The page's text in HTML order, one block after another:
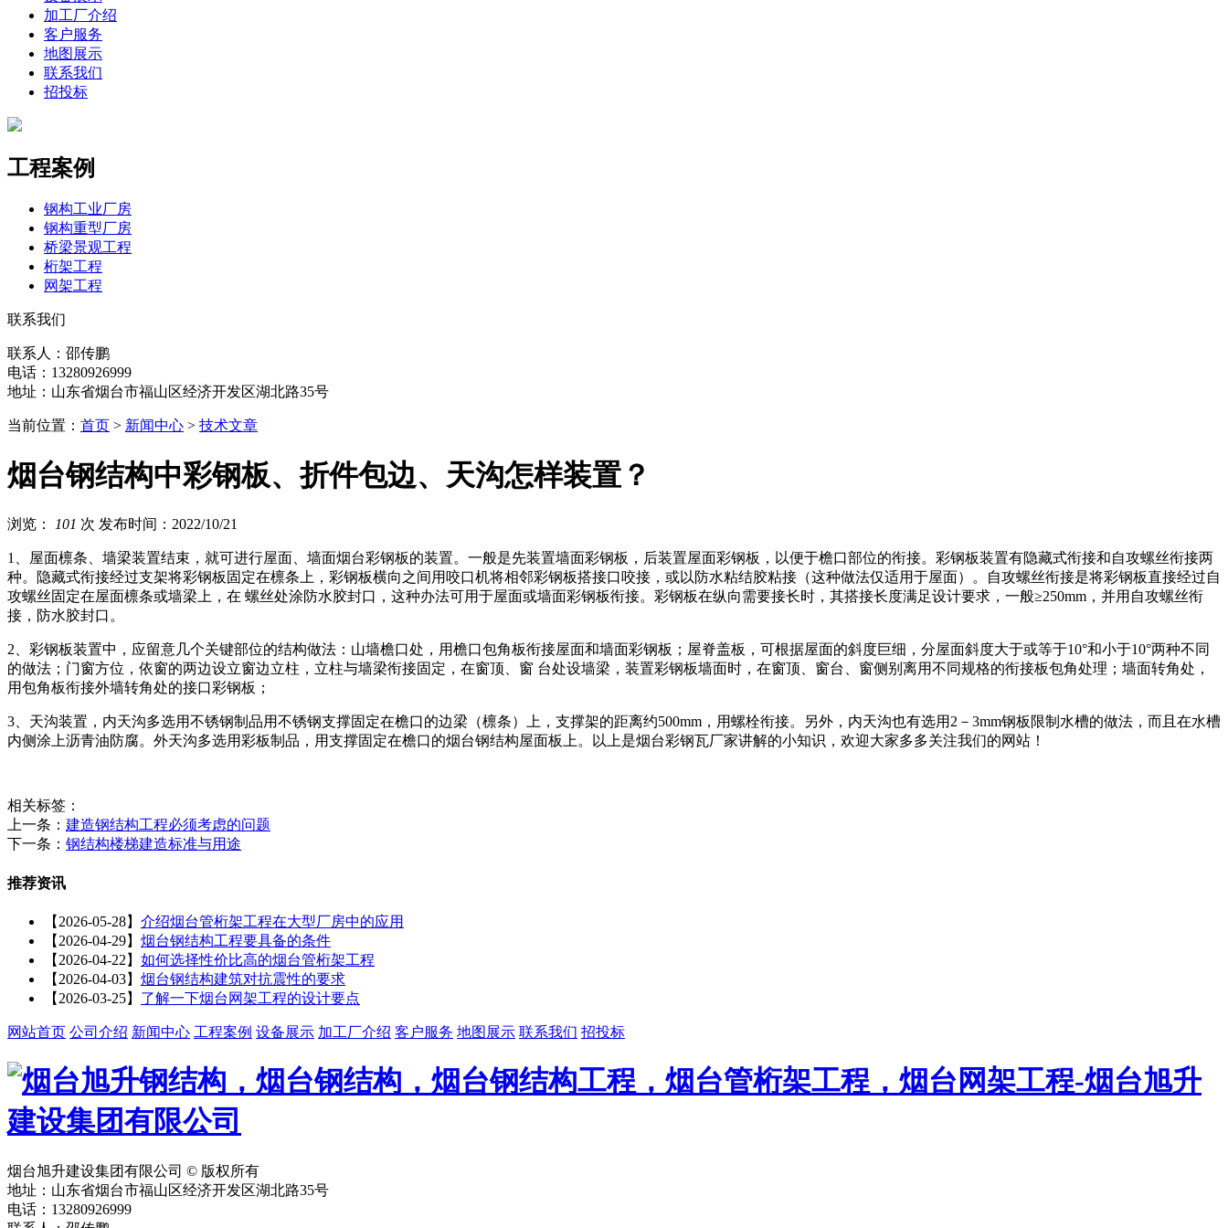
加工厂介绍
客户服务
地图展示
联系我们
招投标
工程案例
钢构工业厂房
钢构重型厂房
桥梁景观工程
桁架工程
网架工程
联系我们
联系人：邵传鹏
电话：13280926999
地址：山东省烟台市福山区经济开发区湖北路35号
当前位置： 首页 > 新闻中心 > 技术文章
烟台钢结构中彩钢板、折件包边、天沟怎样装置？
浏览： 101 次 发布时间：2022/10/21
1、屋面檩条、墙梁装置结束，就可进行屋面、墙面烟台彩钢板的装置。一般是先装置墙面彩钢板，后装置屋面彩钢板，以便于檐口部位的衔接。彩钢板装置有隐藏式衔接和自攻螺丝衔接两
种。隐藏式衔接经过支架将彩钢板固定在檩条上，彩钢板横向之间用咬口机将相邻彩钢板搭接口咬接，或以防水粘结胶粘接（这种做法仅适用于屋面）。自攻螺丝衔接是将彩钢板直接经过自
攻螺丝固定在屋面檩条或墙梁上，在 螺丝处涂防水胶封口，这种办法可用于屋面或墙面彩钢板衔接。彩钢板在纵向需要接长时，其搭接长度满足设计要求，一般≥250mm，并用自攻螺丝衔
接，防水胶封口。
2、彩钢板装置中，应留意几个关键部位的结构做法：山墙檐口处，用檐口包角板衔接屋面和墙面彩钢板；屋脊盖板，可根据屋面的斜度巨细，分屋面斜度大于或等于10°和小于10°两种不同
的做法；门窗方位，依窗的两边设立窗边立柱，立柱与墙梁衔接固定，在窗顶、窗 台处设墙梁，装置彩钢板墙面时，在窗顶、窗台、窗侧别离用不同规格的衔接板包角处理；墙面转角处，
用包角板衔接外墙转角处的接口彩钢板；
3、天沟装置，内天沟多选用不锈钢制品用不锈钢支撑固定在檐口的边梁（檩条）上，支撑架的距离约500mm，用螺栓衔接。另外，内天沟也有选用2－3mm钢板限制水槽的做法，而且在水槽
内侧涂上沥青油防腐。外天沟多选用彩板制品，用支撑固定在檐口的烟台钢结构屋面板上。以上是烟台彩钢瓦厂家讲解的小知识，欢迎大家多多关注我们的网站！
相关标签：
上一条： 建造钢结构工程必须考虑的问题
下一条： 钢结构楼梯建造标准与用途
推荐资讯
【2026-05-28】 介绍烟台管桁架工程在大型厂房中的应用
【2026-04-29】 烟台钢结构工程要具备的条件
【2026-04-22】 如何选择性价比高的烟台管桁架工程
【2026-04-03】 烟台钢结构建筑对抗震性的要求
【2026-03-25】 了解一下烟台网架工程的设计要点
网站首页 公司介绍 新闻中心 工程案例 设备展示 加工厂介绍 客户服务 地图展示 联系我们 招投标
烟台旭升建设集团有限公司 © 版权所有
地址：山东省烟台市福山区经济开发区湖北路35号
电话：13280926999